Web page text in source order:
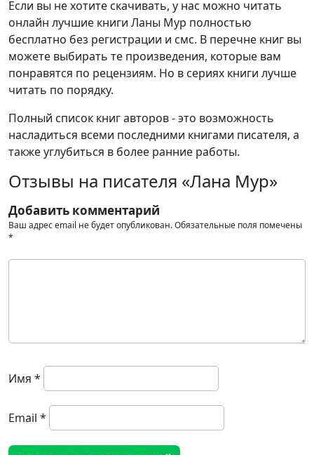
Если вы не хотите скачивать, у нас можно читать
онлайн лучшие книги Ланы Мур полностью
бесплатно без регистрации и смс. В перечне книг вы
можете выбирать те произведения, которые вам
понравятся по рецензиям. Но в сериях книги лучше
читать по порядку.
Полный список книг авторов - это возможность
насладиться всеми последними книгами писателя, а
также углубиться в более ранние работы.
Отзывы на писателя «Лана Мур»
Добавить комментарий
Ваш адрес email не будет опубликован.Обязательные поля помечены
*
Имя *
Email *